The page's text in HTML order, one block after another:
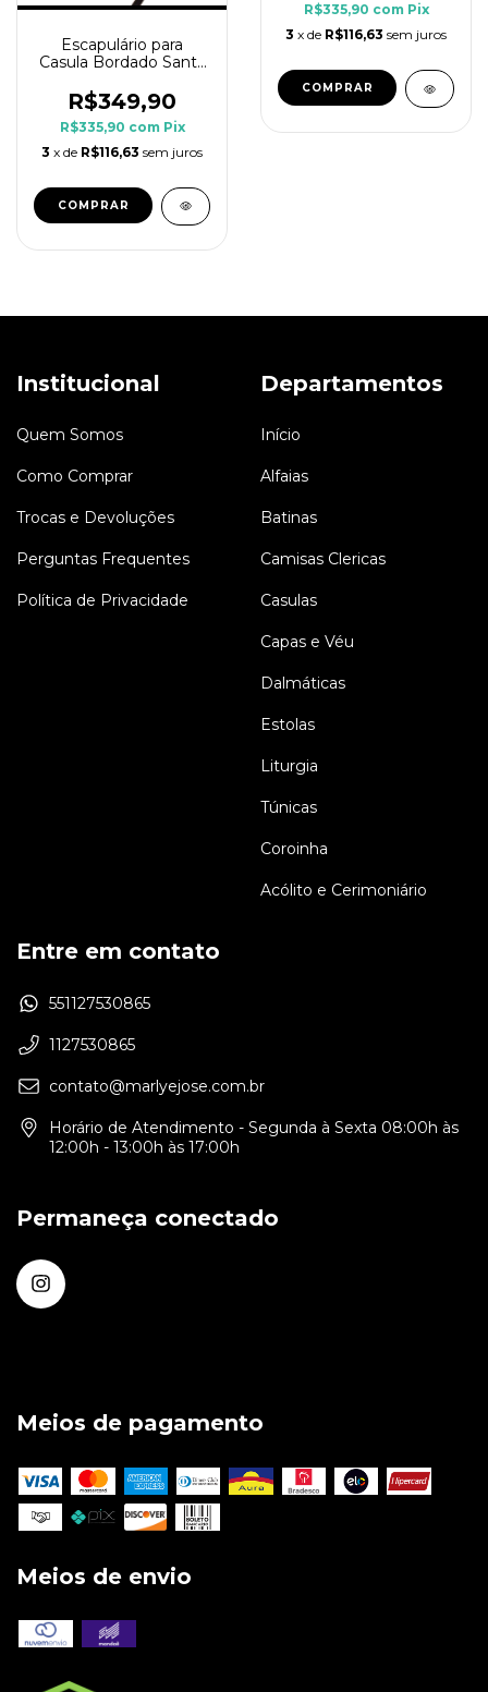
Escapulário para
Casula Bordado Santa
R$349,90
R$335,90 com Pix
3 x de R$116,63 sem juros
COMPRAR
R$335,90 com Pix
3 x de R$116,63 sem juros
COMPRAR
Institucional
Quem Somos
Como Comprar
Trocas e Devoluções
Perguntas Frequentes
Política de Privacidade
Departamentos
Início
Alfaias
Batinas
Camisas Clericas
Casulas
Capas e Véu
Dalmáticas
Estolas
Liturgia
Túnicas
Coroinha
Acólito e Cerimoniário
Entre em contato
551127530865
1127530865
contato@marlyejose.com.br
Horário de Atendimento - Segunda à Sexta 08:00h às
12:00h - 13:00h às 17:00h
Permaneça conectado
Meios de pagamento
Meios de envio